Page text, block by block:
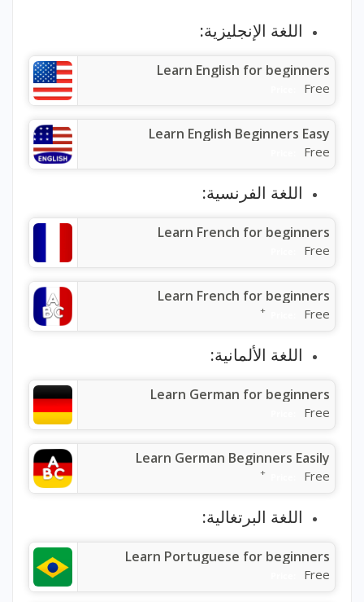
اللغة الإنجليزية:
Learn English for beginners
Free
Learn English Beginners Easy
Free
اللغة الفرنسية:
Learn French for beginners
Free
Learn French for beginners
Free
+
اللغة الألمانية:
Learn German for beginners
Free
Learn German Beginners Easily
Free
+
اللغة البرتغالية:
Learn Portuguese for beginners
Free